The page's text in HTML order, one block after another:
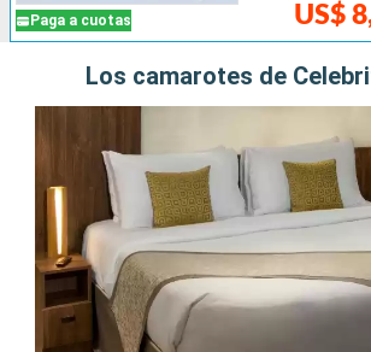
Paga a cuotas US$
Los camarotes de